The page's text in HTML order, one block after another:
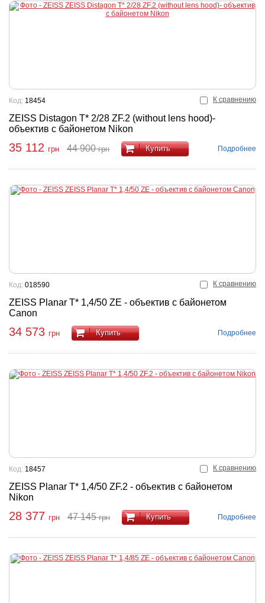
К сравнению
ZEISS Distagon T* 2/28 ZF.2 (without lens hood)-
объектив с байонетом Nikon
Код: 18454
35 112 грн 44 900грн Купить Подробнее
К сравнению
ZEISS Planar T* 1,4/50 ZE - объектив с байонетом
Canon
Код: 018590
34 573 грн Купить Подробнее
К сравнению
ZEISS Planar T* 1,4/50 ZF.2 - объектив с байонетом
Nikon
Код: 18457
28 377 грн 47 145грн Купить Подробнее